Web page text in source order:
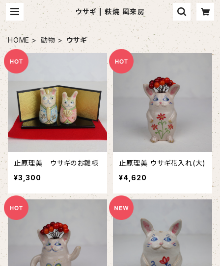
ウサギ | 萩焼 風来房
HOME 動物 ウサギ
止原理美 ウサギのお雛様
¥3,300
止原理美 ウサギ花入れ(大)
¥4,620